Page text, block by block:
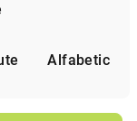
Alfabetic